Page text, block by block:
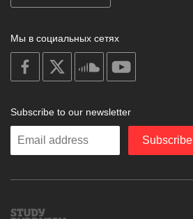
Мы в социальных сетях
on
facebook
soundcloud
Subscribe to our newsletter
Enter
Subscribe
Study